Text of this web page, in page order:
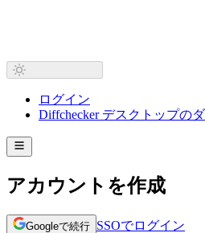
ログイン
Diffchecker デスクトップの
アカウントを作成
Googleで続行 SSOでログイン